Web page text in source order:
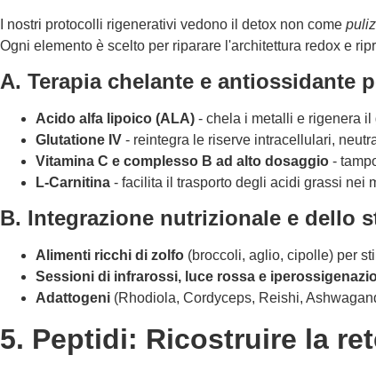
I nostri protocolli rigenerativi vedono il detox non come
Ogni elemento è scelto per riparare l'architettura redox e
A. Terapia chelante e antiossidante
Acido alfa lipoico (ALA) - chela i metalli e rigenera
Glutatione IV - reintegra le riserve intracellulari,
Vitamina C e complesso B ad alto dosaggio -
L-Carnitina - facilita il trasporto degli acidi grassi nei
B. Integrazione nutrizionale e dello
Alimenti ricchi di zolfo (broccoli, aglio, cipolle) per
Sessioni di infrarossi, luce rossa e
Adattogeni (Rhodiola, Cordyceps, Reishi,
5. Peptidi: Ricostruire la